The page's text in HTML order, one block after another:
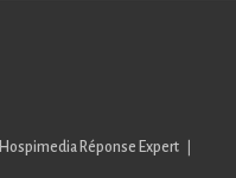
Hospimedia Réponse Expert